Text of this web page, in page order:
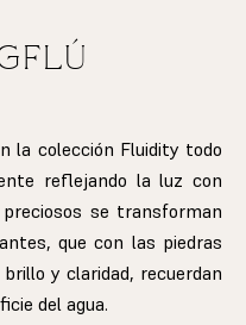
la colección Fluidity todo
reflejando la luz con
se transforman
que con las piedras
y claridad, recuerdan
del agua.